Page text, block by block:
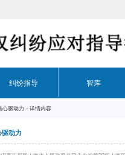
纠纷指导 智库
心驱动力 -详情内容
动力